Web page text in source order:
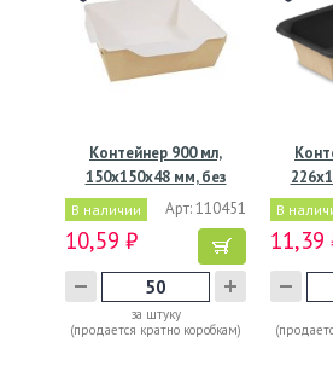
Контейнер 900 мл,
150х150х48 мм, без
окна,…
В наличии Арт: 110451
10,59 ₽
за штуку
(продается кратно коробкам)
В
11,39